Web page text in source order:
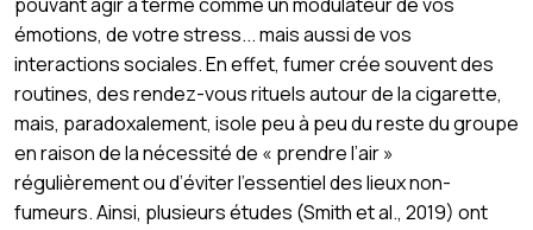
émotions, de votre stress... mais aussi de vos
interactions sociales. En effet, fumer crée souvent des
routines, des rendez-vous rituels autour de la cigarette,
mais, paradoxalement, isole peu à peu du reste du groupe
en raison de la nécessité de « prendre l’air »
régulièrement ou d’éviter l’essentiel des lieux non-
fumeurs. Ainsi, plusieurs études (Smith et al., 2019) ont